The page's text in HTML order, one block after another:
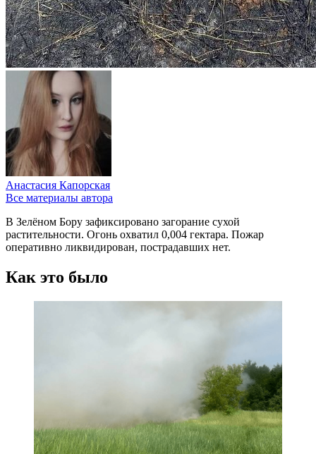
Анастасия Капорская
Все материалы автора
В Зелёном Бору зафиксировано загорание сухой
растительности. Огонь охватил 0,004 гектара. Пожар
оперативно ликвидирован, пострадавших нет.
Как это было